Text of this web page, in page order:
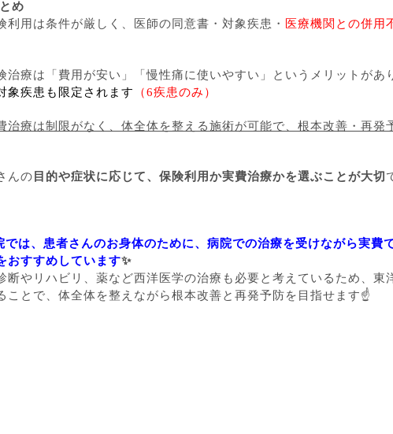
め
利用は条件が厳しく、医師の同意書・対象疾患・
医療機関との併用
治療は「費用が安い」「慢性痛に使いやすい」というメリットがあ
象疾患も限定されます
（6疾患のみ）
治療は制限がなく、体全体を整える施術が可能で、根本改善・再発
んの 目的や症状に応じて、保険利用か実費治療かを選ぶことが大切
では、患者さんのお身体のために、病院での治療を受けながら実費
おすすめしています✨
断やリハビリ、薬など西洋医学の治療も必要と考えているため、 東
ことで、体全体を整えながら根本改善と再発予防を目指せます☝